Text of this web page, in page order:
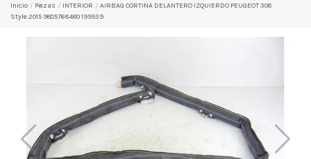
Inicio Pіezas INTERIOR
AIRBAG CORTINA DELANTERO IZQUIERDO PEUGEOT 308
Style 2015 9805768480 199539